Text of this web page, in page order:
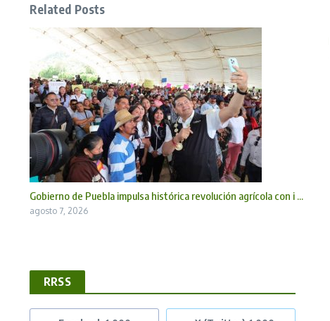
Related Posts
Gobierno de Puebla impulsa histórica revolución agrícola con i ...
agosto 7, 2026
RRSS